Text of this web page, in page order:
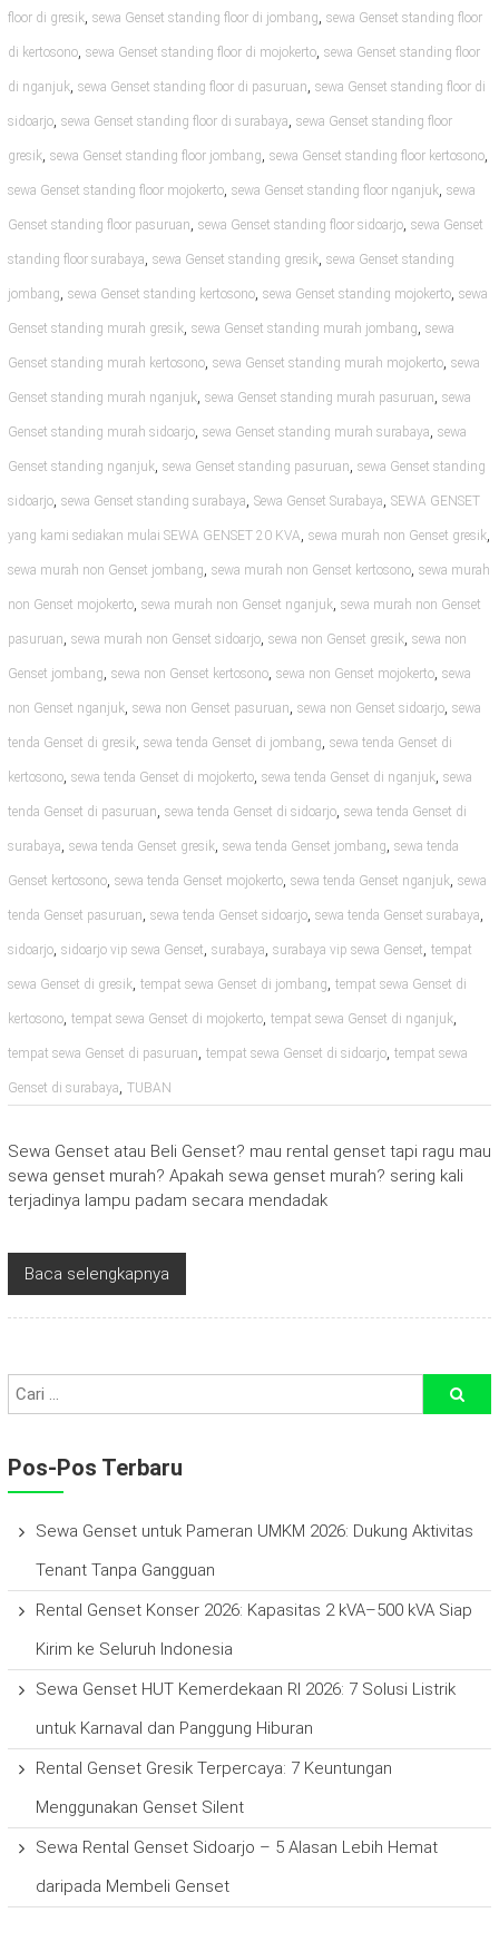
floor di gresik, sewa Genset standing floor di jombang, sewa Genset standing floor
di kertosono, sewa Genset standing floor di mojokerto, sewa Genset standing floor
di nganjuk, sewa Genset standing floor di pasuruan, sewa Genset standing floor di
sidoarjo, sewa Genset standing floor di surabaya, sewa Genset standing floor
gresik, sewa Genset standing floor jombang, sewa Genset standing floor kertosono,
sewa Genset standing floor mojokerto, sewa Genset standing floor nganjuk, sewa
Genset standing floor pasuruan, sewa Genset standing floor sidoarjo, sewa Genset
standing floor surabaya, sewa Genset standing gresik, sewa Genset standing
jombang, sewa Genset standing kertosono, sewa Genset standing mojokerto, sewa
Genset standing murah gresik, sewa Genset standing murah jombang, sewa
Genset standing murah kertosono, sewa Genset standing murah mojokerto, sewa
Genset standing murah nganjuk, sewa Genset standing murah pasuruan, sewa
Genset standing murah sidoarjo, sewa Genset standing murah surabaya, sewa
Genset standing nganjuk, sewa Genset standing pasuruan, sewa Genset standing
sidoarjo, sewa Genset standing surabaya, Sewa Genset Surabaya, SEWA GENSET
yang kami sediakan mulai SEWA GENSET 20 KVA, sewa murah non Genset gresik,
sewa murah non Genset jombang, sewa murah non Genset kertosono, sewa murah
non Genset mojokerto, sewa murah non Genset nganjuk, sewa murah non Genset
pasuruan, sewa murah non Genset sidoarjo, sewa non Genset gresik, sewa non
Genset jombang, sewa non Genset kertosono, sewa non Genset mojokerto, sewa
non Genset nganjuk, sewa non Genset pasuruan, sewa non Genset sidoarjo, sewa
tenda Genset di gresik, sewa tenda Genset di jombang, sewa tenda Genset di
kertosono, sewa tenda Genset di mojokerto, sewa tenda Genset di nganjuk, sewa
tenda Genset di pasuruan, sewa tenda Genset di sidoarjo, sewa tenda Genset di
surabaya, sewa tenda Genset gresik, sewa tenda Genset jombang, sewa tenda
Genset kertosono, sewa tenda Genset mojokerto, sewa tenda Genset nganjuk, sewa
tenda Genset pasuruan, sewa tenda Genset sidoarjo, sewa tenda Genset surabaya,
sidoarjo, sidoarjo vip sewa Genset, surabaya, surabaya vip sewa Genset, tempat
sewa Genset di gresik, tempat sewa Genset di jombang, tempat sewa Genset di
kertosono, tempat sewa Genset di mojokerto, tempat sewa Genset di nganjuk,
tempat sewa Genset di pasuruan, tempat sewa Genset di sidoarjo, tempat sewa
Genset di surabaya, TUBAN
Sewa Genset atau Beli Genset? mau rental genset tapi ragu mau
sewa genset murah? Apakah sewa genset murah? sering kali
terjadinya lampu padam secara mendadak
Baca selengkapnya
Pos-Pos Terbaru
Sewa Genset untuk Pameran UMKM 2026: Dukung Aktivitas
Tenant Tanpa Gangguan
Rental Genset Konser 2026: Kapasitas 2 kVA–500 kVA Siap
Kirim ke Seluruh Indonesia
Sewa Genset HUT Kemerdekaan RI 2026: 7 Solusi Listrik
untuk Karnaval dan Panggung Hiburan
Rental Genset Gresik Terpercaya: 7 Keuntungan
Menggunakan Genset Silent
Sewa Rental Genset Sidoarjo – 5 Alasan Lebih Hemat
daripada Membeli Genset